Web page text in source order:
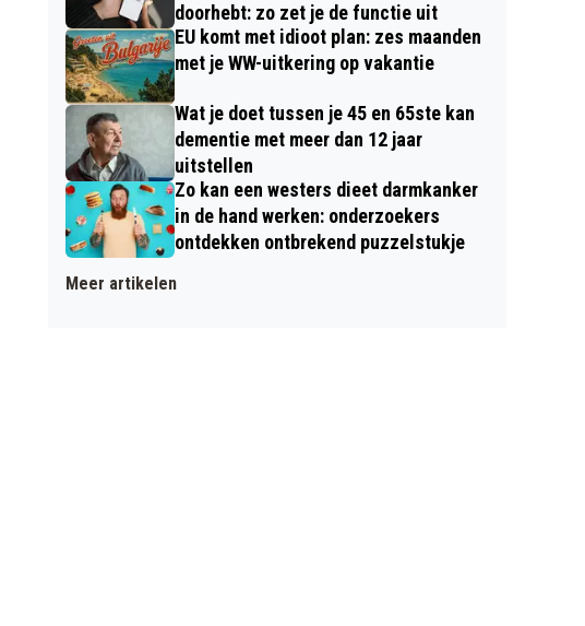
doorhebt: zo zet je de functie uit
EU komt met idioot plan: zes maanden
met je WW-uitkering op vakantie
Wat je doet tussen je 45 en 65ste kan
dementie met meer dan 12 jaar
uitstellen
Zo kan een westers dieet darmkanker
in de hand werken: onderzoekers
ontdekken ontbrekend puzzelstukje
Meer artikelen